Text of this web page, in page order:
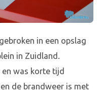
in een opslag
in Zuidland.
was korte tijd
de brandweer is met